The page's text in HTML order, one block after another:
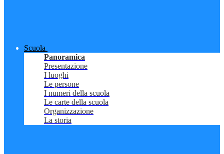
Scuola
Panoramica
Presentazione
I luoghi
Le persone
I numeri della scuola
Le carte della scuola
Organizzazione
La storia